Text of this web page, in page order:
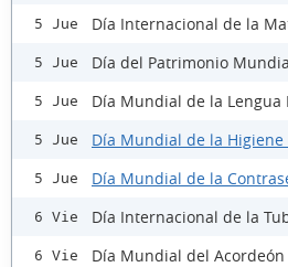
5 Jue Día Internacional de la
5 Jue Día del Patrimonio
5 Jue Día Mundial de la Lengua
5 Jue Día Mundial de la Higiene
5 Jue Día Mundial de la
6 Vie Día Internacional de la
6 Vie Día Mundial del Acordeón